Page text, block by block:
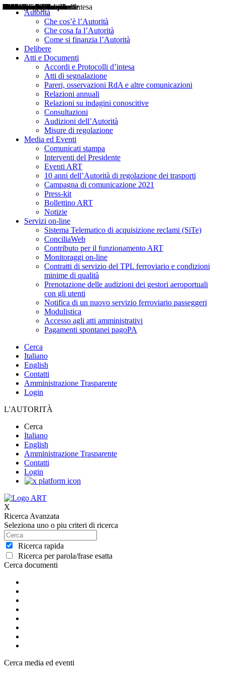
Autorità
Che cos’è l’Autorità
Che cosa fa l’Autorità
Come si finanzia l’Autorità
Delibere
Atti e Documenti
Accordi e Protocolli d’intesa
Atti di segnalazione
Pareri, osservazioni RdA e altre comunicazioni
Relazioni annuali
Relazioni su indagini conoscitive
Consultazioni
Audizioni dell’Autorità
Misure di regolazione
Media ed Eventi
Comunicati stampa
Interventi del Presidente
Eventi ART
10 anni dell’Autorità di regolazione dei trasporti
Campagna di comunicazione 2021
Press-kit
Bollettino ART
Notizie
Servizi on-line
Sistema Telematico di acquisizione reclami (SiTe)
ConciliaWeb
Contributo per il funzionamento ART
Monitoraggi on-line
Contratti di servizio del TPL ferroviario e condizioni
minime di qualità
Prenotazione delle audizioni dei gestori aeroportuali
con gli utenti
Notifica di un nuovo servizio ferroviario passeggeri
Modulistica
Accesso agli atti amministrativi
Pagamenti spontanei pagoPA
Cerca
Italiano
English
Contatti
Amministrazione Trasparente
Login
L'AUTORITÀ
Cerca
Italiano
English
Amministrazione Trasparente
Contatti
Login
X
Ricerca Avanzata
Seleziona uno o piu criteri di ricerca
Ricerca rapida
Ricerca per parola/frase esatta
Cerca documenti
Delibere
Pareri
Consultazioni
Audizioni
Atti di Segnalazione
Accordi e Protocolli d'Intesa
Relazioni annuali
Misure di regolazione
Cerca media ed eventi
Notizie
Comunicati Stampa
Bollettini ART
Convegni ART
Interviste del Presidente
Articoli in primo piano
Interventi del Presidente
2004
2005
2010
2013
2014
2015
2016
2017
2018
2019
202
2020
2021
2022
2023
2024
2025
2026
Aereo
Marittimo
Terrestre